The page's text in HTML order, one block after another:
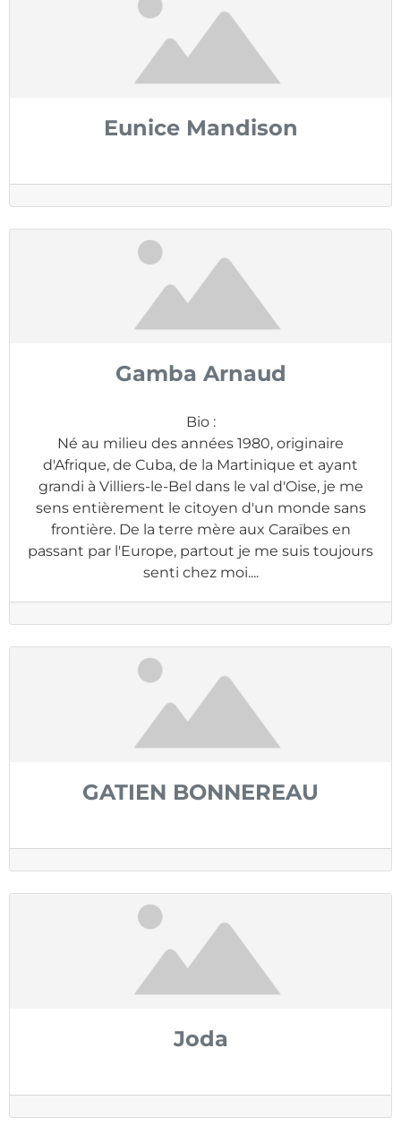
Eunice Mandison
Gamba Arnaud
Bio :
Né au milieu des années 1980, originaire
d'Afrique, de Cuba, de la Martinique et ayant
grandi à Villiers-le-Bel dans le val d'Oise, je me
sens entièrement le citoyen d'un monde sans
frontière. De la terre mère aux Caraïbes en
passant par l'Europe, partout je me suis toujours
senti chez moi....
GATIEN BONNEREAU
Joda